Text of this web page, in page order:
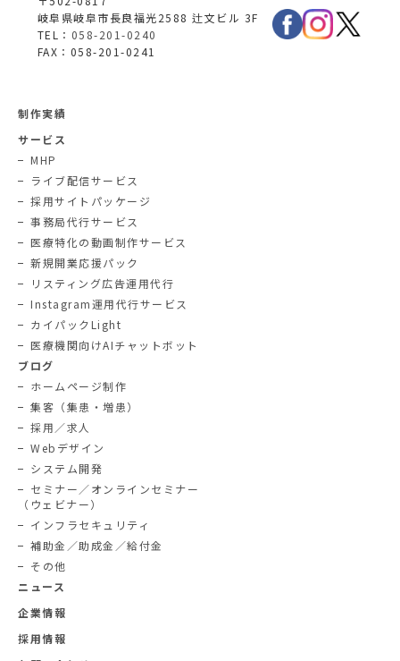
岐阜県岐阜市長良福光2588 辻文ビル 3F
TEL： 058-201-0240
FAX：058-201-0241
制作実績
サービス
MHP
ライブ配信サービス
採用サイトパッケージ
事務局代行サービス
医療特化の動画制作サービス
新規開業応援パック
リスティング広告運用代行
Instagram運用代行サービス
カイパックLight
医療機関向けAIチャットボット
ブログ
ホームページ制作
集客（集患・増患）
採用／求人
Webデザイン
システム開発
セミナー／オンラインセミナー
（ウェビナー）
インフラセキュリティ
補助金／助成金／給付金
その他
ニュース
企業情報
採用情報